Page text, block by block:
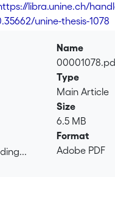
libra.unine.ch/
unine-thesis-1078
Name
Type
Main Article
Size
6.5 MB
Format
Adobe PDF